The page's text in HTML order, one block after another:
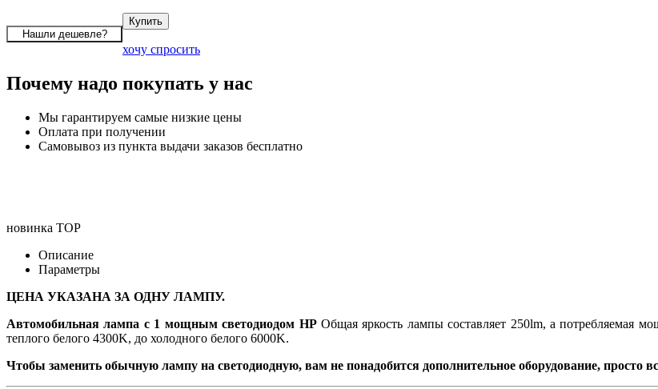
хочу спросить
Почему надо покупать у нас
Мы гарантируем самые низкие цены
Оплата при получении
Самовывоз из пункта выдачи заказов бесплатно
новинка TOP
Описание
Параметры
ЦЕНА УКАЗАНА ЗА ОДНУ ЛАМПУ.
Автомобильная лампа с 1 мощным светодиодом HPОбщая яркость лампы составляет 250lm, а потребляемая
теплого белого 4300K, до холодного белого 6000K.
Чтобы заменить обычную лампу на светодиодную, вам не понадобится дополнительное оборудование, просто